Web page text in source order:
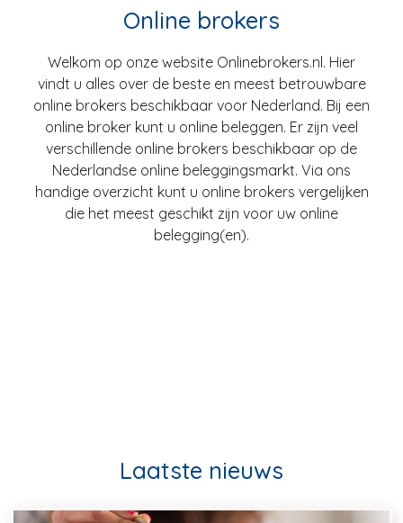
Online brokers
Welkom op onze website Onlinebrokers.nl. Hier
vindt u alles over de beste en meest betrouwbare
online brokers beschikbaar voor Nederland. Bij een
online broker kunt u online beleggen. Er zijn veel
verschillende online brokers beschikbaar op de
Nederlandse online beleggingsmarkt. Via ons
handige overzicht kunt u online brokers vergelijken
die het meest geschikt zijn voor uw online
belegging(en).
Laatste nieuws